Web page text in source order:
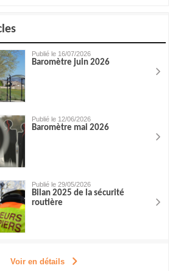
Publié le 16/07/2026
Baromètre juin 2026
Publié le 12/06/2026
Baromètre mai 2026
Publié le 29/05/2026
Bilan 2025 de la sécurité
routière
Voir en détails